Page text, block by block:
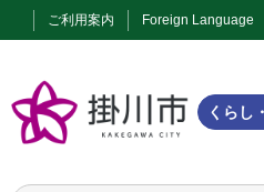
ご利用案内 Foreign Language
くらし